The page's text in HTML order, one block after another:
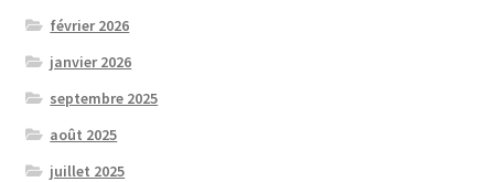
février 2026
janvier 2026
septembre 2025
août 2025
juillet 2025